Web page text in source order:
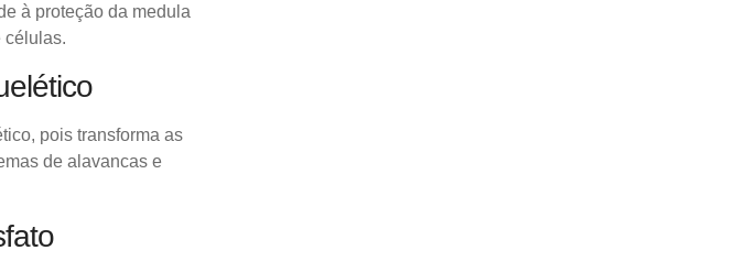
à proteção da medula
células.
pois transforma as
de alavancas e